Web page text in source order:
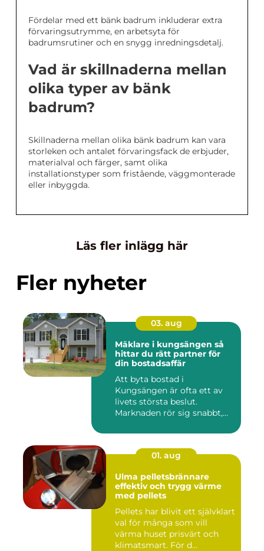
Fördelar med ett bänk badrum inkluderar extra
förvaringsutrymme, en arbetsyta för
badrumsrutiner och en snygg inredningsdetalj.
Vad är skillnaderna mellan
olika typer av bänk
badrum?
Skillnaderna mellan olika bänk badrum kan vara
storleken och antalet förvaringsfack de erbjuder,
materialval och färger, samt olika
installationstyper som fristående, väggmonterade
eller inbyggda.
Läs fler inlägg här
Fler nyheter
03. aug
Mäklare i kungsängen så
hittar du rätt partner för
din bostadsaffär
Att byta bostad i
Kungsängen är ofta ett av
livets största beslut.
Marknaden rör sig snabbt,
01. aug
Ulma pelletsbrännare
effektiv och trygg värme
med pellets
Pellets har blivit ett självklart
val för många som vill
värma huset prisvärt och
klimatsmart. För d...